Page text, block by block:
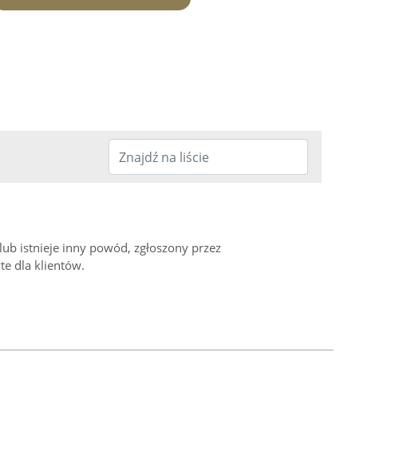
istnieje inny powód, zgłoszony przez
dla klientów.